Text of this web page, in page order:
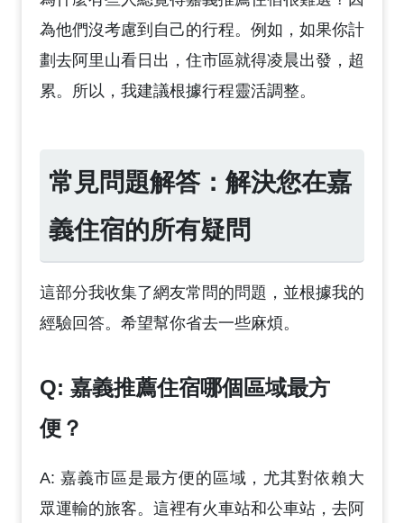
為他們沒考慮到自己的行程。例如，如果你計
劃去阿里山看日出，住市區就得凌晨出發，超
累。所以，我建議根據行程靈活調整。
常見問題解答：解決您在嘉
義住宿的所有疑問
這部分我收集了網友常問的問題，並根據我的
經驗回答。希望幫你省去一些麻煩。
Q: 嘉義推薦住宿哪個區域最方
便？
A: 嘉義市區是最方便的區域，尤其對依賴大
眾運輸的旅客。這裡有火車站和公車站，去阿